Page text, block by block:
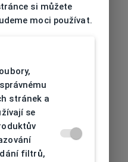
si můžete
moci používat.
stránek a
se
filtrů,